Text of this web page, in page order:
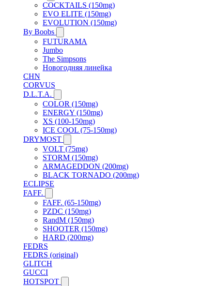
COCKTAILS (150mg)
EVO ELITE (150mg)
EVOLUTION (150mg)
By Boobs
FUTURAMA
Jumbo
The Simpsons
Новогодняя линейка
CHN
CORVUS
D.L.T.A.
COLOR (150mg)
ENERGY (150mg)
XS (100-150mg)
ICE COOL (75-150mg)
DRYMOST
VOLT (75mg)
STORM (150mg)
ARMAGEDDON (200mg)
BLACK TORNADO (200mg)
ECLIPSE
FAFF.
FAFF. (65-150mg)
PZDC (150mg)
RandM (150mg)
SHOOTER (150mg)
HARD (200mg)
FEDRS
FEDRS (original)
GLITCH
GUCCI
HOTSPOT